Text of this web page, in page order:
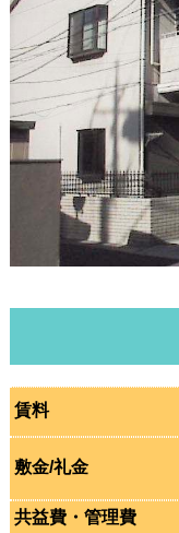
賃料
敷金/礼金
共益費・管理費